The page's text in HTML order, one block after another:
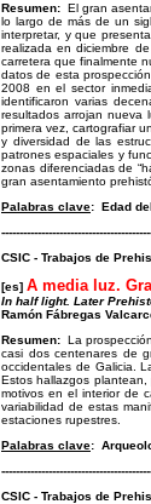
Resumen: El gran
lo largo de más de un
interpretar, y que
realizada en diciembre
carretera que finalmente
datos de esta
2008 en el sector
identificaron varias
resultados arrojan nueva
primera vez, cartografiar
y diversidad de las
patrones espaciales y
zonas diferenciadas de
gran asentamiento
Palabras clave: Edad
CSIC - Trabajos de
[es] A media luz.
In half light. Later
Ramón Fábregas
Resumen: La
casi dos centenares de
occidentales de Galicia.
Estos hallazgos
motivos en el interior de
variabilidad de estas
estaciones rupestres.
Palabras clave:
CSIC - Trabajos de